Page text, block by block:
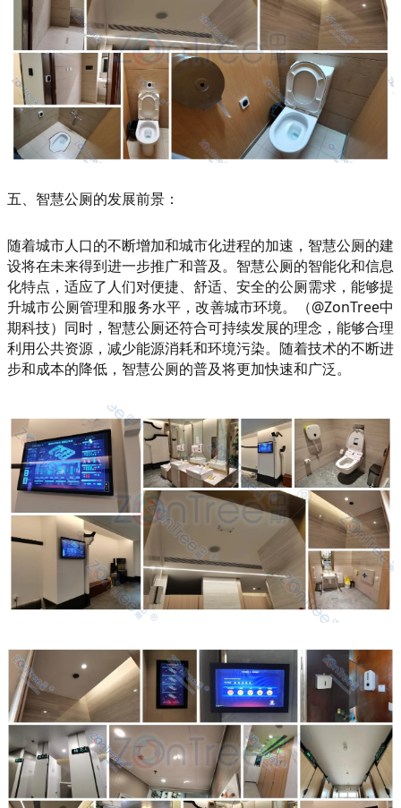
五、智慧公厕的发展前景：
随着城市人口的不断增加和城市化进程的加速，智慧公厕的建
设将在未来得到进一步推广和普及。智慧公厕的智能化和信息
化特点，适应了人们对便捷、舒适、安全的公厕需求，能够提
升城市公厕管理和服务水平，改善城市环境。（@ZonTree中
期科技）同时，智慧公厕还符合可持续发展的理念，能够合理
利用公共资源，减少能源消耗和环境污染。随着技术的不断进
步和成本的降低，智慧公厕的普及将更加快速和广泛。